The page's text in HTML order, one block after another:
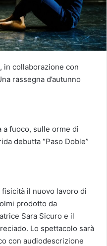
in collaborazione con
rassegna d’autunno
a fuoco, sulle orme di
debutta “Paso Doble”
il nuovo lavoro di
prodotto da
Sara Sicuro e il
Lo spettacolo sarà
con audiodescrizione